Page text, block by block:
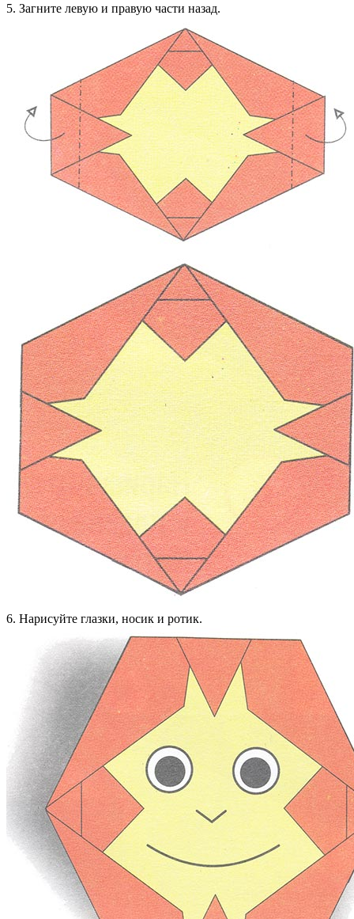
5. Загните левую и правую части назад.
6. Нарисуйте глазки, носик и ротик.